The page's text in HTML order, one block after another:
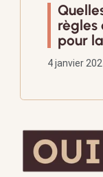
règles
pour
4 janvier